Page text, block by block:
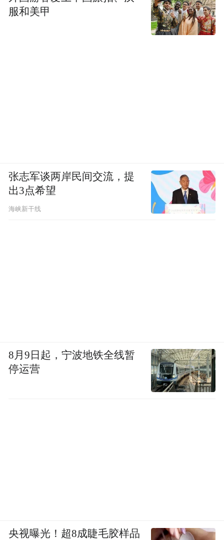
服和美甲
张志军谈两岸民间交流，提
出3点希望
海峡新干线
8月9日起，宁波地铁全线暂
停运营
央视曝光！超8成睫毛胶样品